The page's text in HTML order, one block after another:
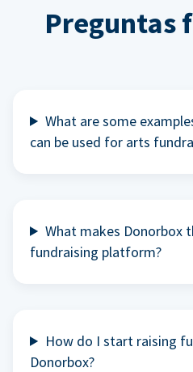
Preguntas
What are some
can be used for arts
What makes Donorbox
fundraising platform?
How do I start raising
Donorbox?